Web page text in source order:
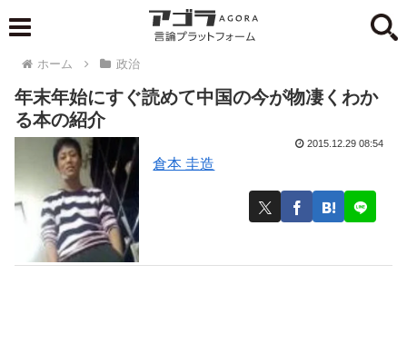
ホーム 政治
年末年始にすぐ読めて中国の今が物凄くわか
る本の紹介
倉本 圭造
2015.12.29 08:54